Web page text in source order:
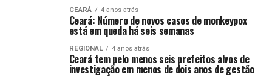
CEARÁ 4 anos atrás
Ceará: Número de novos casos de monkeypox
está em queda há seis semanas
REGIONAL 4 anos atrás
Ceará tem pelo menos seis prefeitos alvos de
investigação em menos de dois anos de gestão